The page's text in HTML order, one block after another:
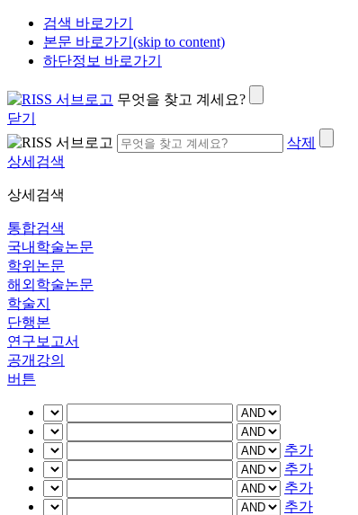
검색 바로가기
본문 바로가기(skip to content)
하단정보 바로가기
무엇을 찾고 계세요?
닫기
삭제
상세검색
상세검색
통합검색
국내학술논문
학위논문
해외학술논문
학술지
단행본
연구보고서
공개강의
버튼
추가
추가
추가
추가